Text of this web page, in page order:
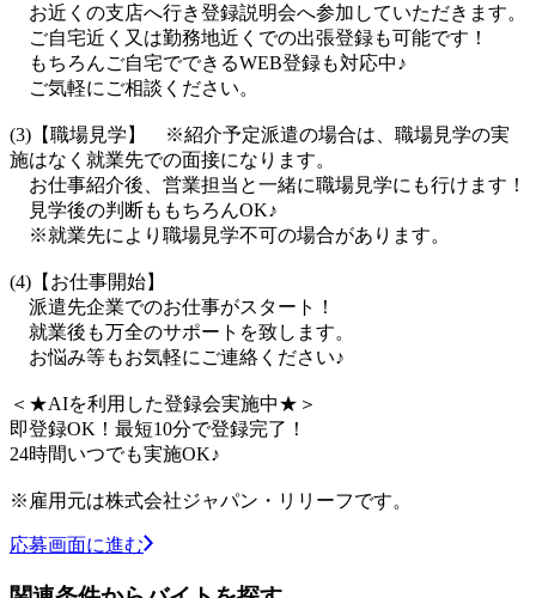
お近くの支店へ行き登録説明会へ参加していただきます。
ご自宅近く又は勤務地近くでの出張登録も可能です！
もちろんご自宅でできるWEB登録も対応中♪
ご気軽にご相談ください。
(3)【職場見学】 ※紹介予定派遣の場合は、職場見学の実
施はなく就業先での面接になります。
お仕事紹介後、営業担当と一緒に職場見学にも行けます！
見学後の判断ももちろんOK♪
※就業先により職場見学不可の場合があります。
(4)【お仕事開始】
派遣先企業でのお仕事がスタート！
就業後も万全のサポートを致します。
お悩み等もお気軽にご連絡ください♪
＜★AIを利用した登録会実施中★＞
即登録OK！最短10分で登録完了！
24時間いつでも実施OK♪
※雇用元は株式会社ジャパン・リリーフです。
応募画面に進む